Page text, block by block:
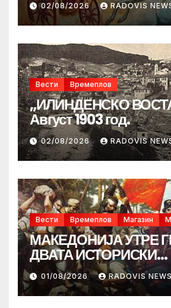
02/08/2026 RADOVIS
Вести Времеплов
„ИЛИНДЕНСКО
Август 1903 год.
02/08/2026 RADOVIS
Вести Времеплов Магазин
МАКЕДОНИЈА УТРЕ
ДВАТА ИСТОРИСКИ
ИЛИНДЕНА!
01/08/2026 RADOVIS